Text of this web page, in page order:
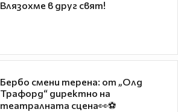
Влязохме в друг свят!
Бербо смени терена: от „Олд
Трафорд“ директно на
театралната сцена👀⚽